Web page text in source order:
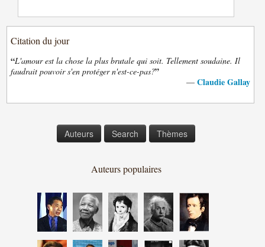
Citation du jour
“L'amour est la chose la plus brutale qui soit. Tellement soudaine. Il
faudrait pouvoir s'en protéger n'est-ce-pas?”
— Claudie Gallay
Auteurs Search Thèmes
Auteurs populaires